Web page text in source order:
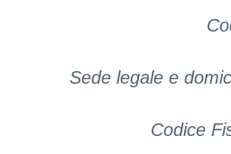
Sede legale e
Codice